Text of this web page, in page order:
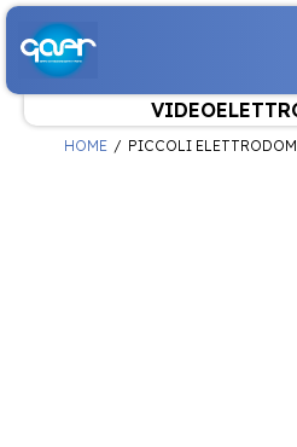
HOME PICCOLI